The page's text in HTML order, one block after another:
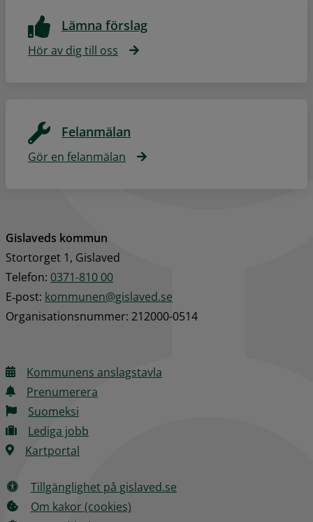
Lämna förslag
Hör av dig till oss
Felanmälan
Gör en felanmälan
Gislaveds kommun
Stortorget 1, Gislaved
Telefon: 0371-810 00
E‑post: kommunen@gislaved.se
Organisationsnummer: 212000-0514
Kommunens anslagstavla
Prenumerera
Suomeksi
Lediga jobb
Kartportal
Tillgänglighet på gislaved.se
Om kakor (cookies)